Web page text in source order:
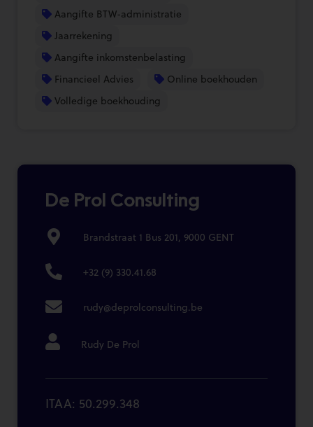
Aangifte BTW-administratie
Jaarrekening
Aangifte inkomstenbelasting
Financieel Advies
Online boekhouden
Volledige boekhouding
De Prol Consulting
Brandstraat 1 Bus 201, 9000 GENT
+32 (9) 330.41.68
rudy@deprolconsulting.be
Rudy De Prol
ITAA: 50.299.348